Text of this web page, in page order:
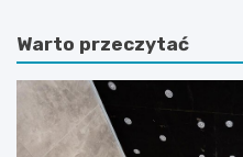
n
y
d
e
t
a
Warto przeczytać